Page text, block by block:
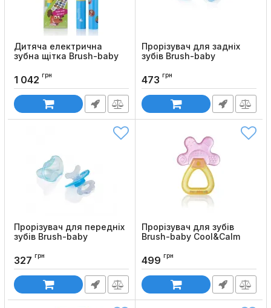
Дитяча електрична
зубна щітка Brush-baby
Код товару:
1 042 грн
Прорізувач для задніх
зубів Brush-baby
Код товару:
473 грн
Прорізувач для передніх
зубів Brush-baby
Код товару:
327 грн
Прорізувач для зубів
Brush-baby Cool&Calm
499 грн